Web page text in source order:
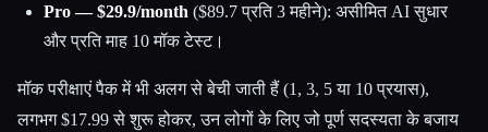
Pro — $29.9/month ($89.7 प्रति 3 महीने): असीमित AI सुधार
और प्रति माह 10 मॉक टेस्ट।
मॉक परीक्षाएं पैक में भी अलग से बेची जाती हैं (1, 3, 5 या 10 प्रयास),
लगभग $17.99 से शुरू होकर, उन लोगों के लिए जो पूर्ण सदस्यता के बजाय